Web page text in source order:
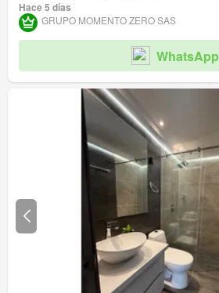
Hace 5 días
GRUPO MOMENTO ZERO SAS
WhatsApp